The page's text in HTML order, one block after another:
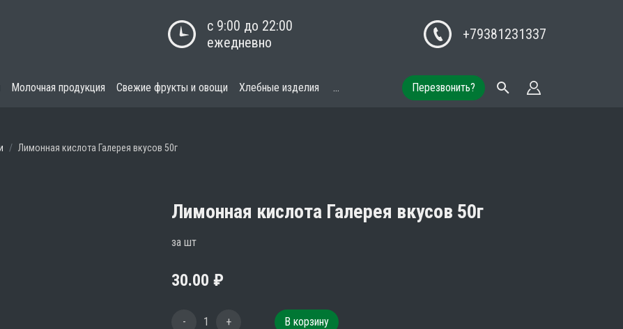
с 9:00 до 22:00
ежедневно
+79381231337
Молочная продукция Свежие фрукты и овощи Хлебные изделия ... Перезвонить?
Лимонная кислота Галерея вкусов 50г
Лимонная кислота Галерея вкусов 50г
за шт
30.00 ₽
- 1 + В корзину